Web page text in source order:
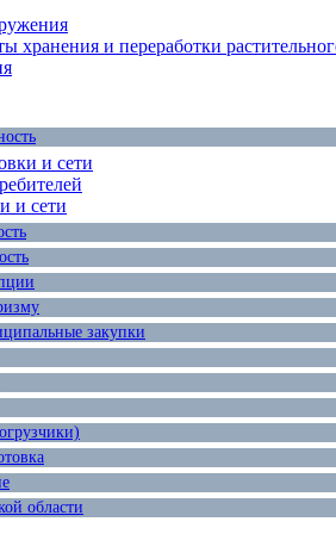
хранения и переработки
и сети
и сети
закупки
области